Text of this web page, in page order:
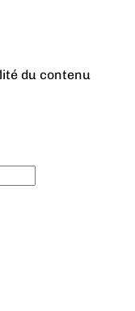
du contenu